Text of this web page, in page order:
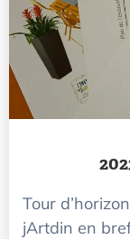
Tour
jArtdin en